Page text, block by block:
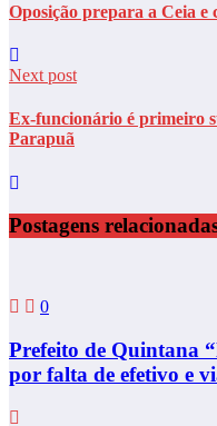
Oposição prepara a Ceia e
Next post
Ex-funcionário é primeiro
Parapuã
Postagens
0
Prefeito de Quintana
por falta de efetivo e